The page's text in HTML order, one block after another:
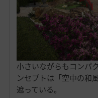
小さいながらもコンパ
ンセプトは「空中の和
遮っている。